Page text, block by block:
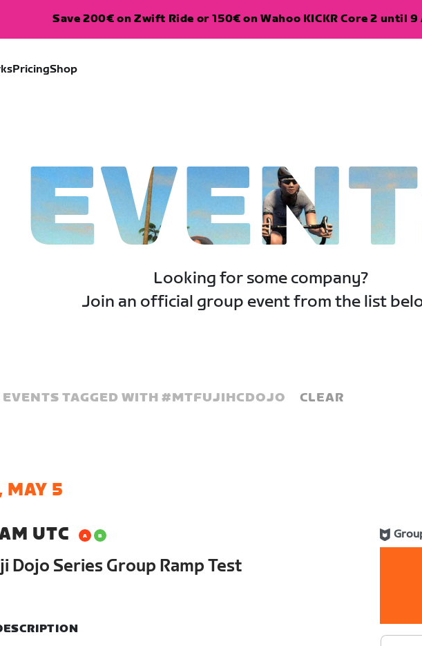
Save 200€ on Zwift Ride or 150€ on Wahoo KICKR Core 2 until 9
PricingShop
Looking for some company?
Join an official group event from the list
TAGGED WITH #MTFUJIHCDOJO CLEAR
MAY 5
UTC
Dojo Series Group Ramp Test